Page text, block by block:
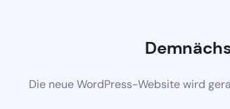
Die neue WordPress-Website wird